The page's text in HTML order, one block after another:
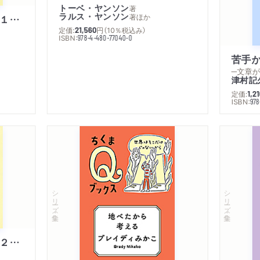
ムーミン・コミックス １ 黄金のしっぽ
トーベ・ヤンソン著
ラルス・ヤンソン著ほか
定価:21,560円 （10％税込み）
ISBN:978-4-480-77040-0
苦手
─文章
津村記
定価:
ISBN:
ムーミン・コミックス ２ あこがれの遠い土地
シリーズ・全集 シリーズ・全集